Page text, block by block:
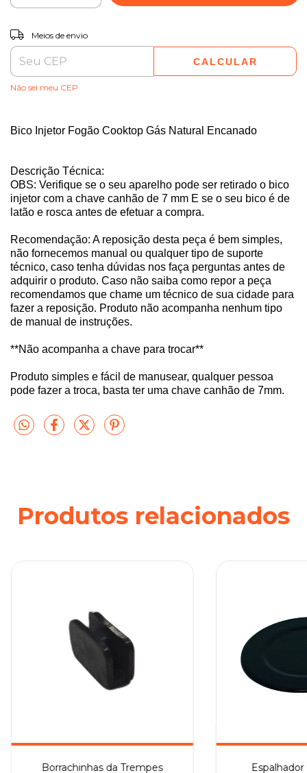
Entregas para o CEP:
Meios de envio
CALCULAR
Não sei meu CEP
Bico Injetor Fogão Cooktop Gás Natural Encanado
Descrição Técnica:
OBS: Verifique se o seu aparelho pode ser retirado o bico
injetor com a chave canhão de 7 mm E se o seu bico é de
latão e rosca antes de efetuar a compra.
Recomendação: A reposição desta peça é bem simples,
não fornecemos manual ou qualquer tipo de suporte
técnico, caso tenha dúvidas nos faça perguntas antes de
adquirir o produto. Caso não saiba como repor a peça
recomendamos que chame um técnico de sua cidade para
fazer a reposição. Produto não acompanha nenhum tipo
de manual de instruções.
**Não acompanha a chave para trocar**
Produto simples e fácil de manusear, qualquer pessoa
pode fazer a troca, basta ter uma chave canhão de 7mm.
Produtos relacionados
Borrachinhas da Trempes